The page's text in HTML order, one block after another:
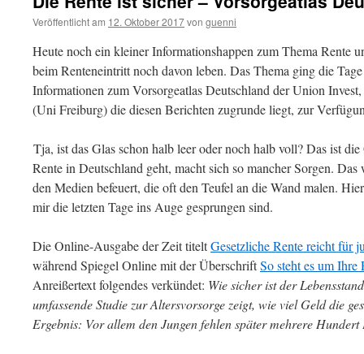
Veröffentlicht am 12. Oktober 2017von guenni
Heute noch ein kleiner Informationshappen zum Thema Rente
beim Renteneintritt noch davon leben. Das Thema ging die
Informationen zum Vorsorgeatlas Deutschland der Union
(Uni Freiburg) die diesen Berichten zugrunde liegt, zur
Tja, ist das Glas schon halb leer oder noch halb voll? Das ist
Rente in Deutschland geht, macht sich so mancher Sorgen.
den Medien befeuert, die oft den Teufel an die Wand malen.
mir die letzten Tage ins Auge gesprungen sind.
Die Online-Ausgabe der Zeit titeltGesetzliche Rente reicht für
während Spiegel Online mit der ÜberschriftSo steht es um Ihre
Anreißertext folgendes verkündet: Wie sicher ist der
umfassende Studie zur Altersvorsorge zeigt, wie viel Geld die
Ergebnis: Vor allem den Jungen fehlen später mehrere Hundert